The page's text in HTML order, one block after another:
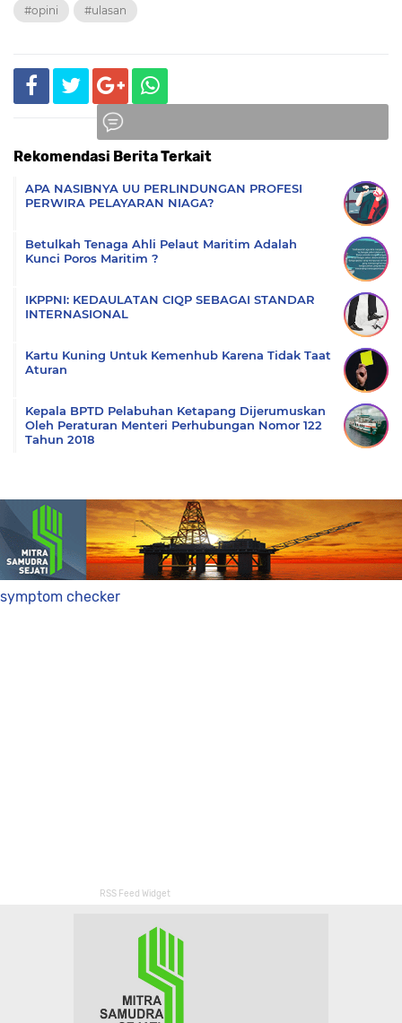
#opini #ulasan
Rekomendasi Berita Terkait
APA NASIBNYA UU PERLINDUNGAN PROFESI
PERWIRA PELAYARAN NIAGA?
Betulkah Tenaga Ahli Pelaut Maritim Adalah
Kunci Poros Maritim ?
IKPPNI: KEDAULATAN CIQP SEBAGAI STANDAR
INTERNASIONAL
Kartu Kuning Untuk Kemenhub Karena Tidak Taat
Aturan
Kepala BPTD Pelabuhan Ketapang Dijerumuskan
Oleh Peraturan Menteri Perhubungan Nomor 122
Tahun 2018
symptom checker
RSS Feed Widget